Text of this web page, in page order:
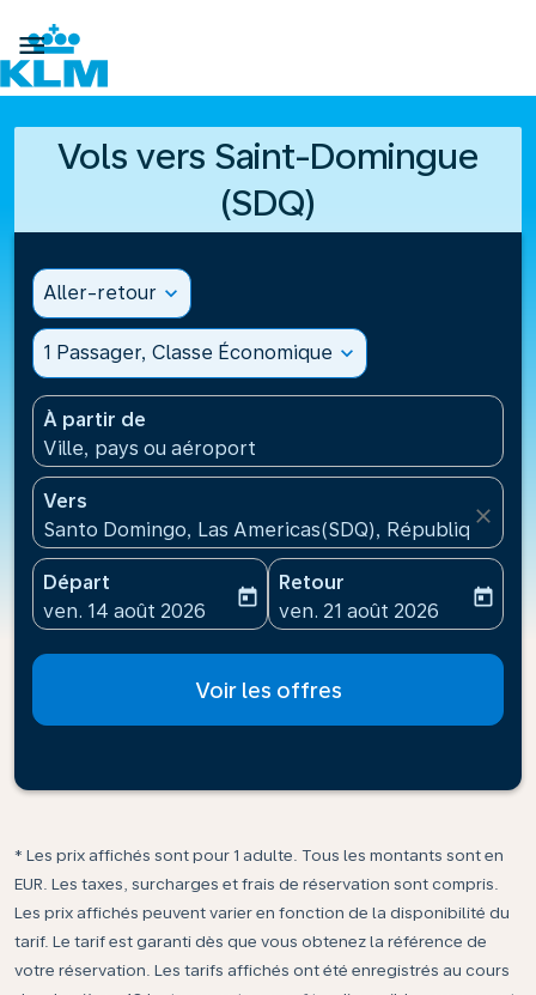

Vols vers Saint-Domingue
(SDQ)
Aller-retour expand_more
1 Passager, Classe Économique expand_more
À partir de
Ville, pays ou aéroport
Vers
Santo Domingo, Las Americas(SDQ), République
close
Départ
fc-booking-departure-date-aria-label
ven. 14 août 2026
today
Retour
fc-booking-return-date-
ven. 21 août 2026
today
Voir les offres
* Les prix affichés sont pour 1 adulte. Tous les montants sont en
EUR. Les taxes, surcharges et frais de réservation sont compris.
Les prix affichés peuvent varier en fonction de la disponibilité du
tarif. Le tarif est garanti dès que vous obtenez la référence de
votre réservation. Les tarifs affichés ont été enregistrés au cours